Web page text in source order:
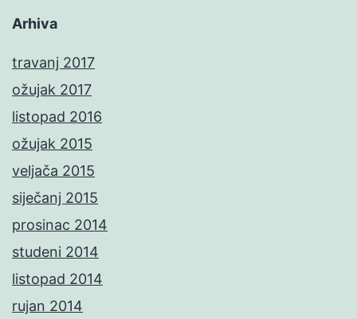
Arhiva
travanj 2017
ožujak 2017
listopad 2016
ožujak 2015
veljača 2015
siječanj 2015
prosinac 2014
studeni 2014
listopad 2014
rujan 2014